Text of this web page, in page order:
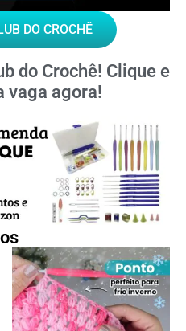
DO CROCHÊ
do Crochê! Clique e
vaga agora!